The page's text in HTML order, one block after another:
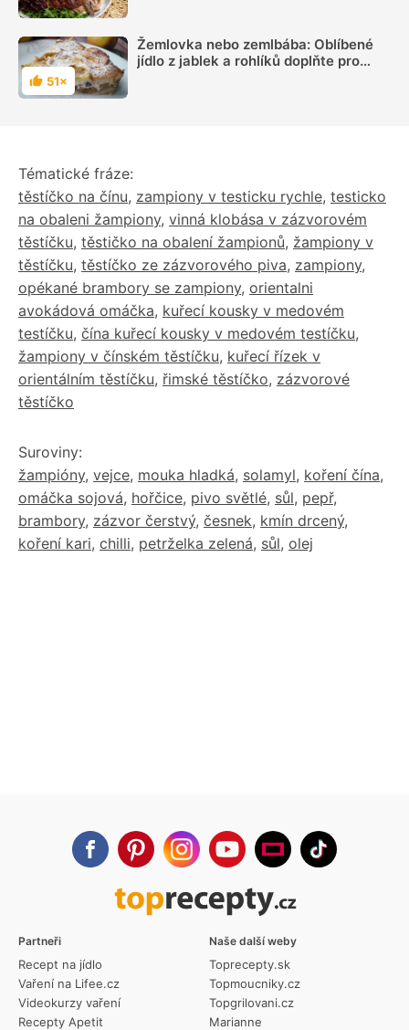
Hodnocení
51×
Žemlovka nebo zemlbába: Oblíbené
jídlo z jablek a rohlíků doplňte pro
Tématické fráze:
těstíčko na čínu, zampiony v testicku rychle, testicko
na obaleni žampiony, vinná klobása v zázvorovém
těstíčku, těstičko na obalení žampionů, žampiony v
těstíčku, těstíčko ze zázvorového piva, zampiony,
opékané brambory se zampiony, orientalni
avokádová omáčka, kuřecí kousky v medovém
testíčku, čína kuřecí kousky v medovém testíčku,
žampiony v čínském těstíčku, kuřecí řízek v
orientálním těstíčku, řimské těstíčko, zázvorové
těstíčko
Suroviny:
žampióny, vejce, mouka hladká, solamyl, koření čína,
omáčka sojová, hořčice, pivo světlé, sůl, pepř,
brambory, zázvor čerstvý, česnek, kmín drcený,
koření kari, chilli, petrželka zelená, sůl, olej
Partneři
Recept na jídlo
Vaření na Lifee.cz
Videokurzy vaření
Recepty Apetit
Naše další weby
Toprecepty.sk
Topmoucniky.cz
Topgrilovani.cz
Marianne